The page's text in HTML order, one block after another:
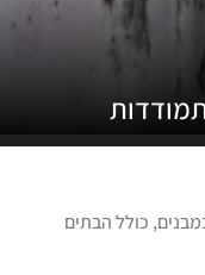
כולל הבתים